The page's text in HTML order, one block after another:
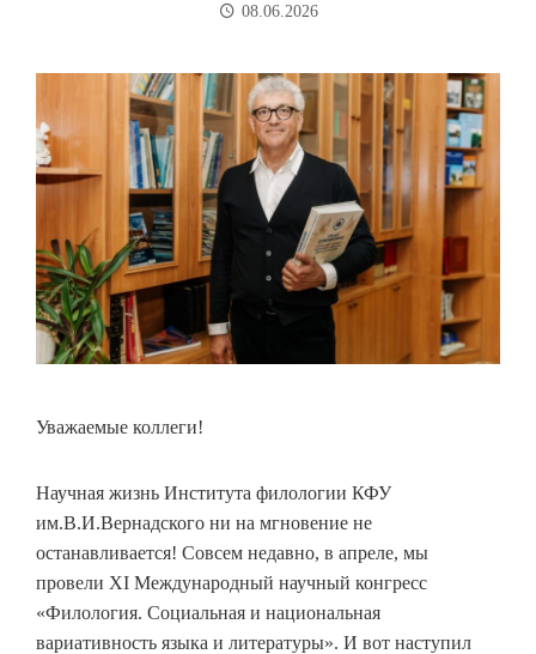
08.06.2026
Уважаемые коллеги!
Научная жизнь Института филологии КФУ
им.В.И.Вернадского ни на мгновение не
останавливается! Совсем недавно, в апреле, мы
провели XI Международный научный конгресс
«Филология. Социальная и национальная
вариативность языка и литературы». И вот наступил